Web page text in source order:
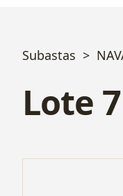
Subastas
Lote 7